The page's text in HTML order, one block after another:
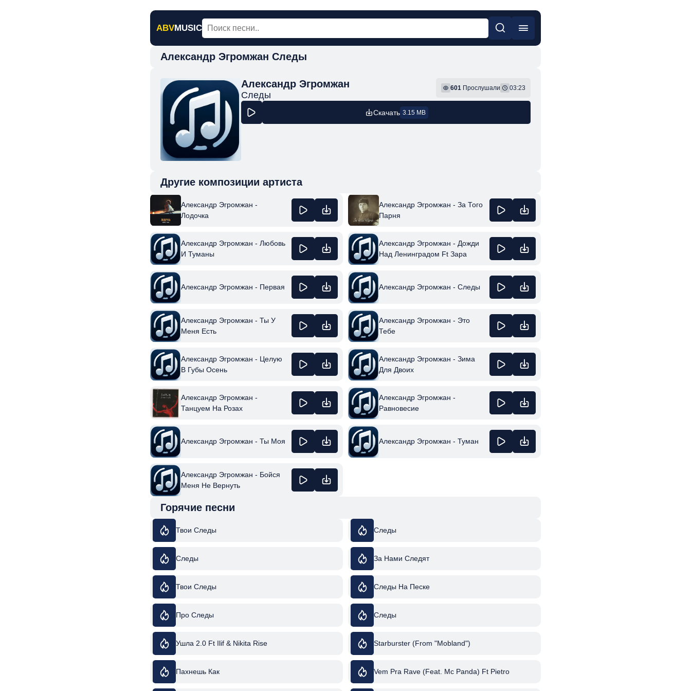
ABVMUSIC
Александр Эгромжан Следы
Александр Эгромжан
Следы
601 Прослушали 03:23
Скачать 3.15 MB
Другие композиции артиста
Александр Эгромжан -
Лодочка
Александр Эгромжан - За Того
Парня
Александр Эгромжан - Любовь
И Туманы
Александр Эгромжан - Дожди
Над Ленинградом Ft Зара
Александр Эгромжан - Первая Александр Эгромжан - Следы
Александр Эгромжан - Ты У
Меня Есть
Александр Эгромжан - Это
Тебе
Александр Эгромжан - Целую
В Губы Осень
Александр Эгромжан - Зима
Для Двоих
Александр Эгромжан -
Танцуем На Розах
Александр Эгромжан -
Равновесие
Александр Эгромжан - Ты Моя Александр Эгромжан - Туман
Александр Эгромжан - Бойся
Меня Не Вернуть
Горячие песни
Твои Следы Следы
Следы За Нами Следят
Твои Следы Следы На Песке
Про Следы Следы
Ушла 2.0 Ft Ilif & Nikita Rise Starburster (From "Mobland")
Пахнешь Как Vem Pra Rave (Feat. Mc Panda) Ft Pietro